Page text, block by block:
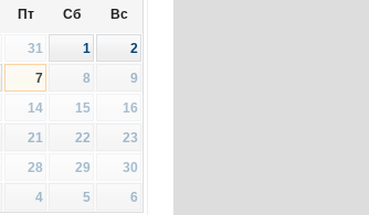
Пт Сб Вс
31 1
2
7 8
9
14 15
16
21 22
23
28 29
30
4 5 6